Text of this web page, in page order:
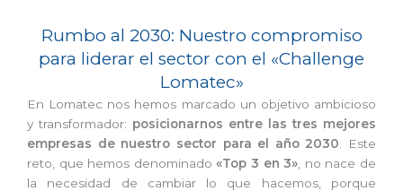
Rumbo al 2030: Nuestro compromiso
para liderar el sector con el «Challenge
Lomatec»
En Lomatec nos hemos marcado un objetivo ambicioso
y transformador: posicionarnos entre las tres mejores
empresas de nuestro sector para el año 2030 . Este
reto, que hemos denominado «Top 3 en 3» , no nace de
la necesidad de cambiar lo que hacemos, porque